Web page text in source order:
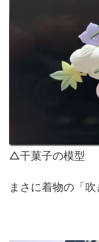
△干菓子の模型
まさに着物の「吹